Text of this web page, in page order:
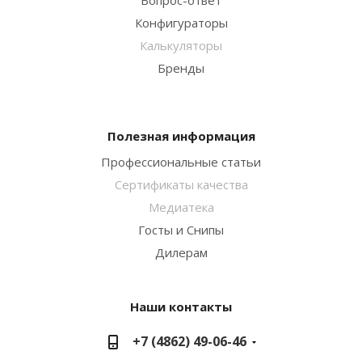
Конфигураторы
Калькуляторы
Бренды
Полезная информация
Профессиональные статьи
Сертификаты качества
Медиатека
Госты и Снипы
Дилерам
Наши контакты
+7 (4862) 49-06-46